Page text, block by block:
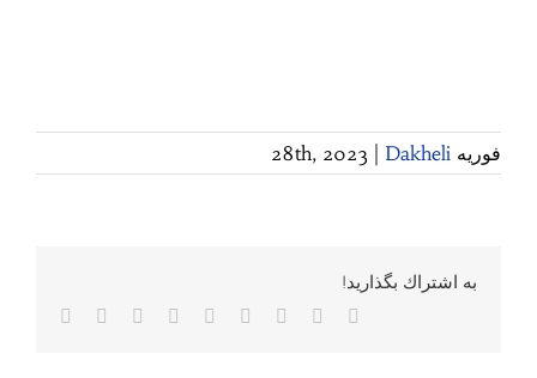
فوریه 28th, 2023 Dakheli
به اشتراك بگذاريد!
Facebook
Twitter
Reddit
LinkedIn
WhatsApp
Tumblr
Pinterest